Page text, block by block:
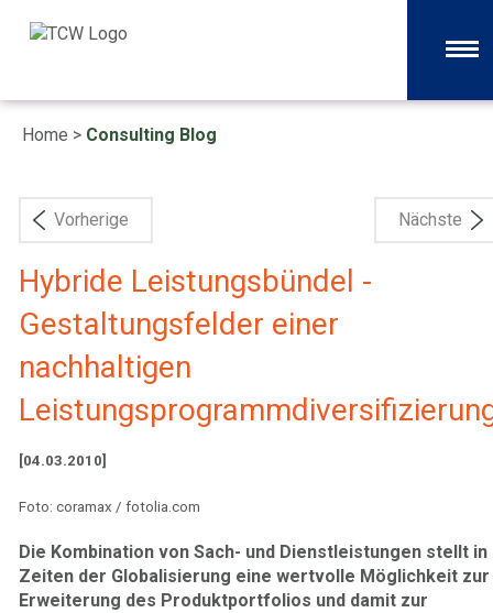
Home > Consulting Blog
Vorherige Nächste
Hybride Leistungsbündel -
Gestaltungsfelder einer
nachhaltigen
[04.03.2010]
Foto: coramax / fotolia.com
Die Kombination von Sach- und Dienstleistungen stellt in
Zeiten der Globalisierung eine wertvolle Möglichkeit zur
Erweiterung des Produktportfolios und damit zur